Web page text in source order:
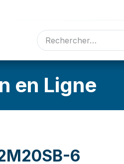
en ligne Contact
en Ligne
6